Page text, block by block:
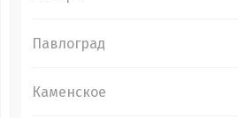
Павлоград
Каменское